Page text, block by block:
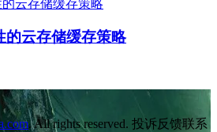
的云存储缓存策略
. All rights reserved. 投诉反馈联系